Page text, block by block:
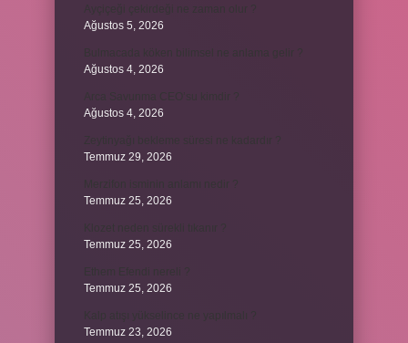
Ağustos 5, 2026
Ağustos 4, 2026
Ağustos 4, 2026
Temmuz 29, 2026
Temmuz 25, 2026
Temmuz 25, 2026
Temmuz 25, 2026
Temmuz 23, 2026